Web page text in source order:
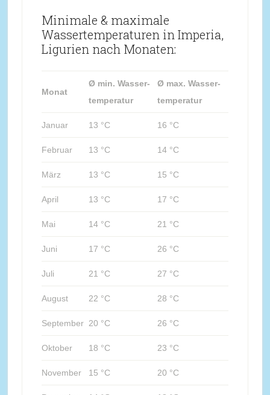
Minimale & maximale
Wassertemperaturen in Imperia,
Ligurien nach Monaten:
Monat
Ø min. Wasser-
temperatur
Ø max. Wasser-
temperatur
Januar 13 °C 16 °C
Februar 13 °C 14 °C
März 13 °C 15 °C
April 13 °C 17 °C
Mai 14 °C 21 °C
Juni 17 °C 26 °C
Juli 21 °C 27 °C
August 22 °C 28 °C
September 20 °C 26 °C
Oktober 18 °C 23 °C
November 15 °C 20 °C